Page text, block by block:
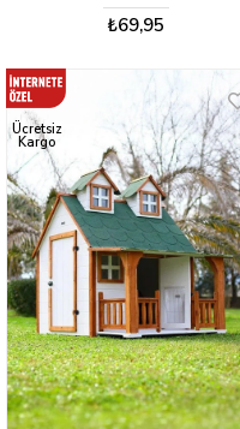
₺69,95
Ücretsiz
Kargo